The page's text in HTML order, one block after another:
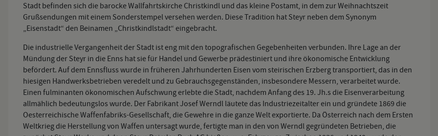
Stadt befinden sich die barocke Wallfahrtskirche Christkindl und das kleine Postamt, in dem zur Weihnachtszeit
Grußsendungen mit einem Sonderstempel versehen werden. Diese Tradition hat Steyr neben dem Synonym
„Eisenstadt“ den Beinamen „Christkindlstadt“ eingebracht.
Die industrielle Vergangenheit der Stadt ist eng mit den topografischen Gegebenheiten verbunden. Ihre Lage an der
Mündung der Steyr in die Enns hat sie für Handel und Gewerbe prädestiniert und ihre ökonomische Entwicklung
befördert. Auf dem Ennsfluss wurde in früheren Jahrhunderten Eisen vom steirischen Erzberg transportiert, das in den
hiesigen Handwerksbetrieben veredelt und zu Gebrauchsgegenständen, insbesondere Messern, verarbeitet wurde.
Einen fulminanten ökonomischen Aufschwung erlebte die Stadt, nachdem Anfang des 19. Jh.s die Eisenverarbeitung
allmählich bedeutungslos wurde. Der Fabrikant Josef Werndl läutete das Industriezeitalter ein und gründete 1869 die
Oesterreichische Waffenfabriks-Gesellschaft, die Gewehre in die ganze Welt exportierte. Da Österreich nach dem Ersten
Weltkrieg die Herstellung von Waffen untersagt wurde, fertigte man in den von Werndl gegründeten Betrieben, die